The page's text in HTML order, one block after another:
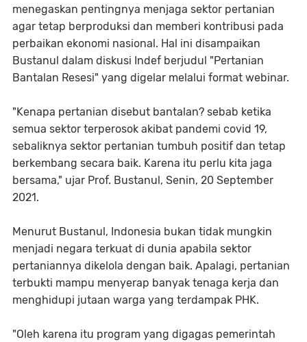
menegaskan pentingnya menjaga sektor pertanian
agar tetap berproduksi dan memberi kontribusi pada
perbaikan ekonomi nasional. Hal ini disampaikan
Bustanul dalam diskusi Indef berjudul "Pertanian
Bantalan Resesi" yang digelar melalui format webinar.
"Kenapa pertanian disebut bantalan? sebab ketika
semua sektor terperosok akibat pandemi covid 19,
sebaliknya sektor pertanian tumbuh positif dan tetap
berkembang secara baik. Karena itu perlu kita jaga
bersama," ujar Prof. Bustanul, Senin, 20 September
2021.
Menurut Bustanul, Indonesia bukan tidak mungkin
menjadi negara terkuat di dunia apabila sektor
pertaniannya dikelola dengan baik. Apalagi, pertanian
terbukti mampu menyerap banyak tenaga kerja dan
menghidupi jutaan warga yang terdampak PHK.
"Oleh karena itu program yang digagas pemerintah